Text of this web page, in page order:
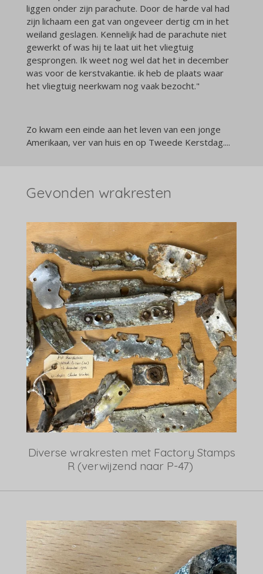
liggen onder zijn parachute. Door de harde val had
zijn lichaam een gat van ongeveer dertig cm in het
weiland geslagen. Kennelijk had de parachute niet
gewerkt of was hij te laat uit het vliegtuig
gesprongen. Ik weet nog wel dat het in december
was voor de kerstvakantie. ik heb de plaats waar
het vliegtuig neerkwam nog vaak bezocht."
Zo kwam een einde aan het leven van een jonge
Amerikaan, ver van huis en op Tweede Kerstdag....
Gevonden wrakresten
Diverse wrakresten met Factory Stamps
R (verwijzend naar P-47)